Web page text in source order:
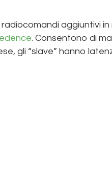
aggiuntivi in
. Consentono di
gli “slave” hanno